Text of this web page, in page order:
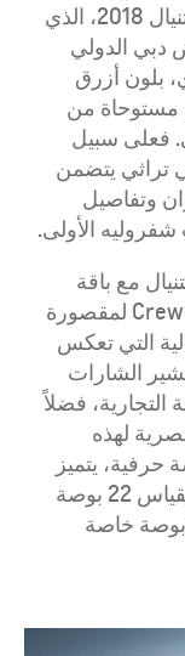
ويتميز الإصدار الحصري سيلفرادو سنتنيال 2018، الذي
الدولي
الجاري، بلون أزرق
مستوحاة من
فعلى سبيل
تراثي يتضمن
وتفاصيل
الأولى.
مع باقة
مواصفات LTZ Z71، وإعدادات Crew Cabin لمقصورة
التي تعكس
الشارات
التجارية، فضلاً
الحصرية لهذه
حرفية، يتميز
هذا الإصدار الحصري بعجلات مطلية بقياس 22 بوصة
مع إضافات من الكروم، وإطارات 22 بوصة خاصة